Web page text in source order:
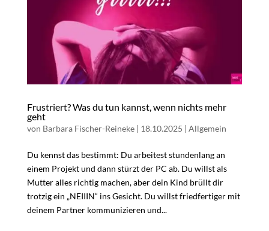
Frustriert? Was du tun kannst, wenn nichts mehr
geht
von Barbara Fischer-Reineke| 18.10.2025 | Allgemein
Du kennst das bestimmt: Du arbeitest stundenlang an
einem Projekt und dann stürzt der PC ab. Du willst als
Mutter alles richtig machen, aber dein Kind brüllt dir
trotzig ein „NEIIIN“ ins Gesicht. Du willst friedfertiger mit
deinem Partner kommunizieren und...